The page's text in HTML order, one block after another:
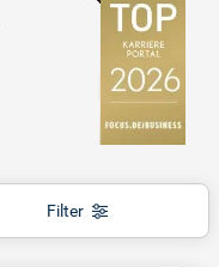
Filter